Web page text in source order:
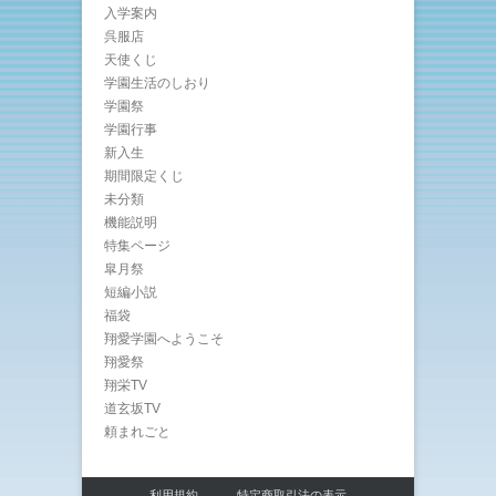
入学案内
呉服店
天使くじ
学園生活のしおり
学園祭
学園行事
新入生
期間限定くじ
未分類
機能説明
特集ページ
皐月祭
短編小説
福袋
翔愛学園へようこそ
翔愛祭
翔栄TV
道玄坂TV
頼まれごと